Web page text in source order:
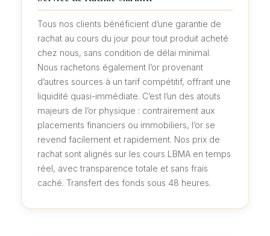
Tous nos clients bénéficient d’une garantie de
rachat au cours du jour pour tout produit acheté
chez nous, sans condition de délai minimal.
Nous rachetons également l’or provenant
d’autres sources à un tarif compétitif, offrant une
liquidité quasi-immédiate. C’est l’un des atouts
majeurs de l’or physique : contrairement aux
placements financiers ou immobiliers, l’or se
revend facilement et rapidement. Nos prix de
rachat sont alignés sur les cours LBMA en temps
réel, avec transparence totale et sans frais
caché. Transfert des fonds sous 48 heures.